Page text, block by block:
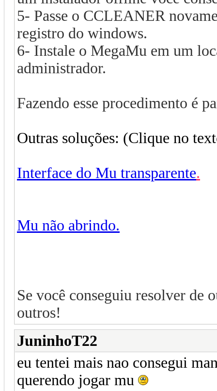
5- Passe o CCLEANER
registro do windows.
6- Instale o MegaMu em um
administrador.
Fazendo esse procedimento é
Outras soluções: (Clique no
Interface do Mu transparente.
Mu não abrindo.
Se você conseguiu resolver de
outros!
JuninhoT22
eu tentei mais nao consegui
querendo jogar mu